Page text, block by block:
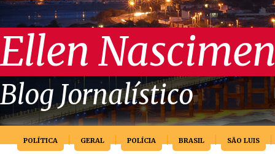
Ellen
Blog Jornalístico
POLÍTICA GERAL POLÍCIA BRASIL SÃO LUIS